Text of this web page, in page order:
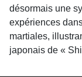
désormais une
expériences
martiales,
japonais de «